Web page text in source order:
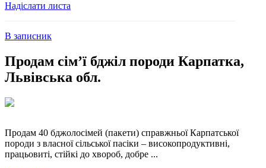
Надіслати листа
В записник
Продам сім’ї бджіл породи Карпатка,
Львівська обл.
Продам 40 бджолосімей (пакети) справжньої Карпатської
породи з власної сільської пасіки – високопродуктивні,
працьовиті, стійкі до хвороб, добре ...